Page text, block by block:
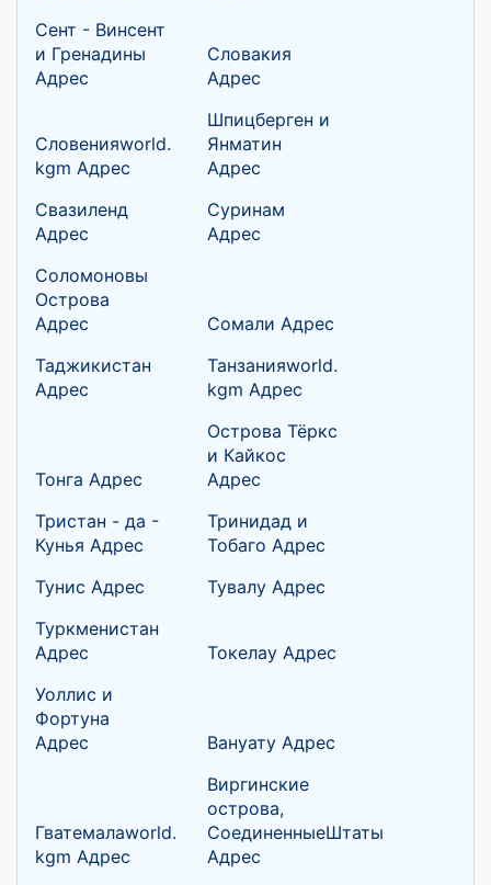
Сент - Винсент
и Гренадины
Адрес
Словакия
Адрес
Словенияworld.
kgm Адрес
Шпицберген и
Янматин
Адрес
Свазиленд
Адрес
Суринам
Адрес
Соломоновы
Острова
Адрес
Сомали Адрес
Таджикистан
Адрес
Танзанияworld.
kgm Адрес
Тонга Адрес
Острова Тёркс
и Кайкос
Адрес
Тристан - да -
Кунья Адрес
Тринидад и
Тобаго Адрес
Тунис Адрес
Тувалу Адрес
Туркменистан
Адрес
Токелау Адрес
Уоллис и
Фортуна
Адрес
Вануату Адрес
Гватемалаworld.
kgm Адрес
Виргинские
острова,
СоединенныеШтаты
Адрес